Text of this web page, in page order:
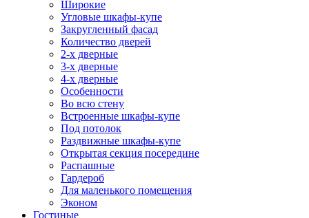
Широкие
Угловые шкафы-купе
Закругленный фасад
Количество дверей
2-х дверные
3-х дверные
4-х дверные
Особенности
Во всю стену
Встроенные шкафы-купе
Под потолок
Раздвижные шкафы-купе
Открытая секция посередине
Распашные
Гардероб
Для маленького помещения
Эконом
Гостиные